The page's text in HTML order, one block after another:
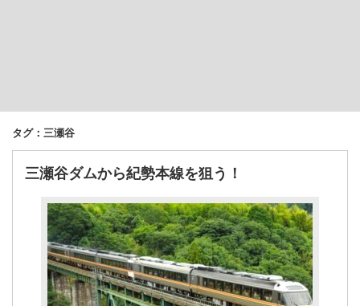
タグ：三瀬谷
三瀬谷ダムから紀勢本線を狙う！